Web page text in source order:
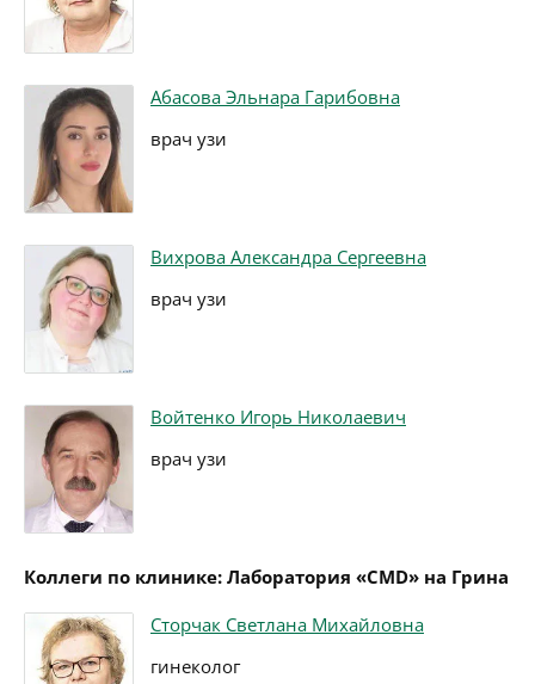
Абасова Эльнара Гарибовна
врач узи
Вихрова Александра Сергеевна
врач узи
Войтенко Игорь Николаевич
врач узи
Коллеги по клинике: Лаборатория «CMD» на Грина
Сторчак Светлана Михайловна
гинеколог